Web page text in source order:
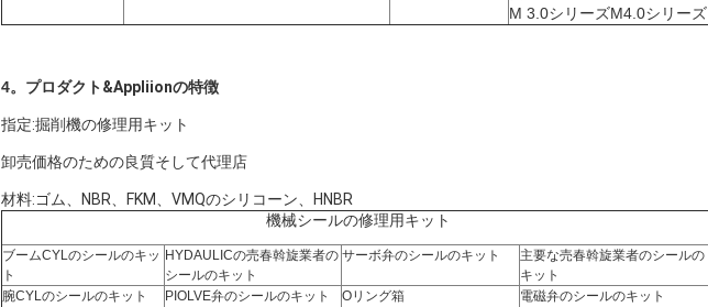
M 3.0シリーズM4.0シリーズ
4。 プロダクト&Appliionの特徴
指定:掘削機の修理用キット
卸売価格のための良質そして代理店
材料:ゴム、NBR、FKM、VMQのシリコーン、HNBR
機械シールの修理用キット
ブームCYLのシールのキッ
ト
HYDAULICの売春斡旋業者の
シールのキット
サーボ弁のシールのキット
主要な売春斡旋業者のシールの
キット
腕CYLのシールのキット
PIOLVE弁のシールのキット Oリング箱 電磁弁のシールのキット